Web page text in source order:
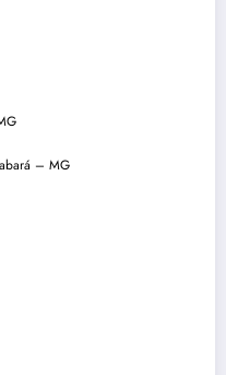
– MG